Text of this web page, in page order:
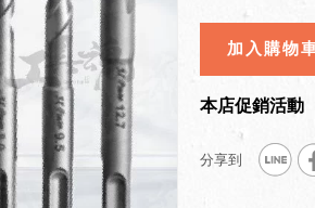
加入購物
本店促銷活動